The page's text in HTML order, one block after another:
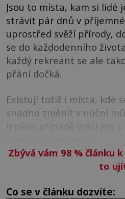
Jsou to místa, kam si lidé
strávit pár dnů v
uprostřed svěží přírody,
se do každodenního
každý rekreant se ale
přání dočká.
Existují totiž i místa, kde
snadno změnit v noční
lepším případě vrátí jen s
Zbývá vám 98 %článku k
to
Co se v článku dozvíte: